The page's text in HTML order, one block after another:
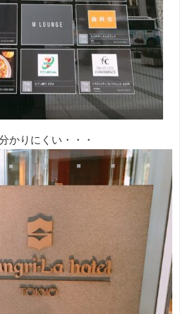
かりにくい・・・